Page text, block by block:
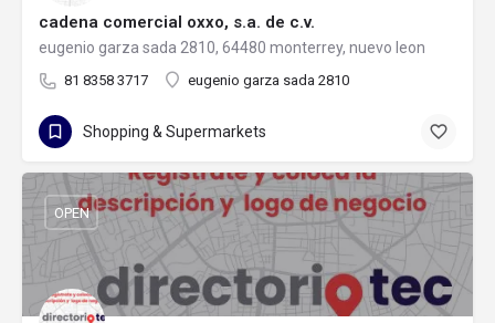
cadena comercial oxxo, s.a. de c.v.
eugenio garza sada 2810, 64480 monterrey, nuevo leon
81 8358 3717 eugenio garza sada 2810
Shopping & Supermarkets
OPEN